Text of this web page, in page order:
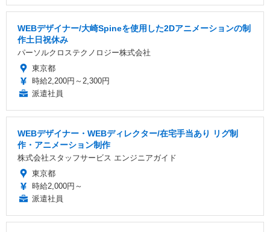
WEBデザイナー/大崎Spineを使用した2Dアニメーションの制
作土日祝休み
パーソルクロステクノロジー株式会社
東京都
時給2,200円～2,300円
派遣社員
WEBデザイナー・WEBディレクター/在宅手当あり リグ制
作・アニメーション制作
株式会社スタッフサービス エンジニアガイド
東京都
時給2,000円～
派遣社員